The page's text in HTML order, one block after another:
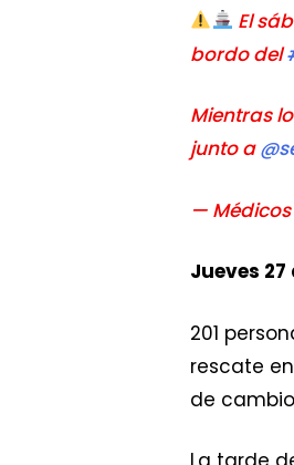
El
bordo del
Mientras
junto a
—
Jueves
201
rescate
de